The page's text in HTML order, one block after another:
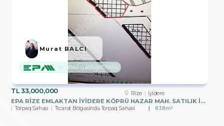
TL33,000,000 Rize İyidere
EPA RİZE EMLAKTAN İYİDERE KÖPRÜ HAZAR MAH. SATILIK İMARLI ARSA
Torpaq Sahəsi Ticarət Bölgəsində Torpaq Sahəsi 838m²
YATIRIM GAYRİMENKUL
Murat BALCI